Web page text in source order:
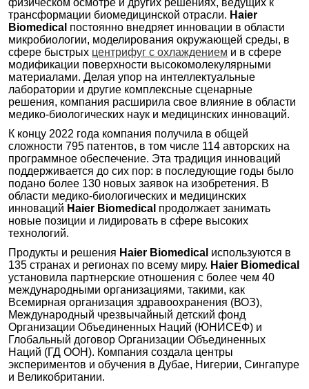
Холодильник HLM-320, Haier, буклет, англ, 3 стр,
2024 г.
Холодильник для хроматографа HYC-1100C,
Haier, брошюра, англ., 3 стр., 2023 г.
Холодильники для транспортировки, Haier,
брошюра, англ., 11 стр., 2021 г.
Холодильники фармацевтические, Haier,
брошюра, англ., 28 стр., 2021 г.
Центрифуга LX-155T500R, Haier Biomedical,
каталог, англ., 8 стр., 2025 г.
трансформации биомедицинской отрасли. Haier
Biomedical постоянно внедряет инновации в области
микробиологии, моделирования окружающей среды, в
сфере быстрых центрифуг с охлаждением и в сфере
модификации поверхности высокомолекулярными
материалами. Делая упор на интеллектуальные
лаборатории и другие комплексные сценарные
решения, компания расширила свое влияние в области
медико-биологических наук и медицинских инноваций.
К концу 2022 года компания получила в общей
сложности 795 патентов, в том числе 114 авторских на
программное обеспечение. Эта традиция инноваций
поддерживается до сих пор: в последующие годы было
подано более 130 новых заявок на изобретения. В
области медико-биологических и медицинских
инноваций Haier Biomedical продолжает занимать
новые позиции и лидировать в сфере высоких
технологий.
Продукты и решения Haier Biomedical используются в
135 странах и регионах по всему миру. Haier Biomedical
установила партнерские отношения с более чем 40
международными организациями, такими, как
Всемирная организация здравоохранения (ВОЗ),
Международный чрезвычайный детский фонд
Организации Объединенных Наций (ЮНИСЕФ) и
Глобальный договор Организации Объединенных
Наций (ГД ООН). Компания создала центры
экспериментов и обучения в Дубае, Нигерии, Сингапуре
и Великобритании.